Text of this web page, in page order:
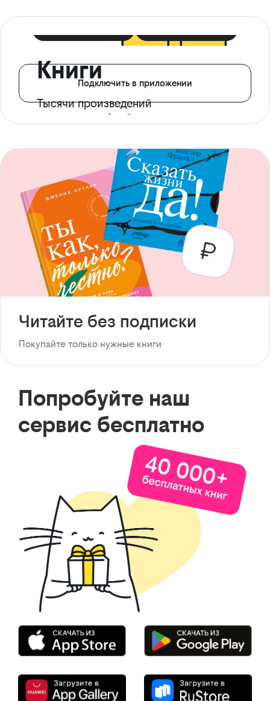
Книги
Тысячи произведений
с доступом офлайн
Подключить в приложении
Читайте без подписки
Покупайте только нужные книги
Попробуйте наш
сервис бесплатно